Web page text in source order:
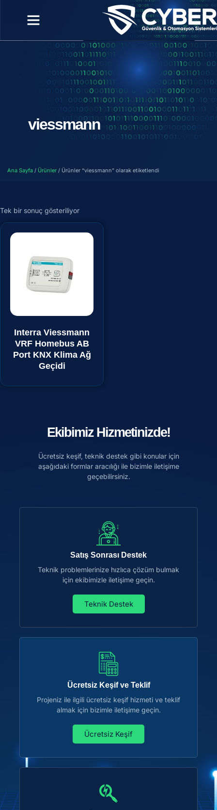
viessmann
Ana Sayfa / Ürünler / Ürünler “viessmann” olarak etiketlendi
Tek bir sonuç gösteriliyor
Interra Viessmann
VRF Homebus AB
Port KNX Klima Ağ
Geçidi
Ekibimiz Hizmetinizde!
Ücretsiz keşif, teknik destek gibi konular için
aşağıdaki formlar aracılığı ile bizimle iletişime
geçebilirsiniz.
Satış Sonrası Destek
Teknik problemlerinize hızlıca çözüm bulmak
için ekibimizle iletişime geçin.
Teknik Destek
Ücretsiz Keşif ve Teklif
Projeniz ile ilgili ücretsiz keşif hizmeti ve teklif
almak için bizimle iletişime geçin.
Ücretsiz Keşif